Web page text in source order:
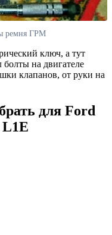
ремня ГРМ
ключ, а тут
болты на двигателе
клапанов, от руки на
для Ford
L1E